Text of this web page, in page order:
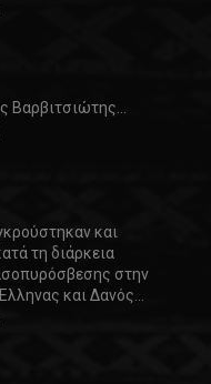
Βαρβιτσιώτης…
και
τη διάρκεια
στην
και Δανός…